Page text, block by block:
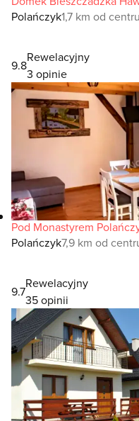
Polańczyk1,7 km od
9.8
Rewelacyjny
3 opinie
Pod Monastyrem
Polańczyk7,9 km od
9.7
Rewelacyjny
35 opinii